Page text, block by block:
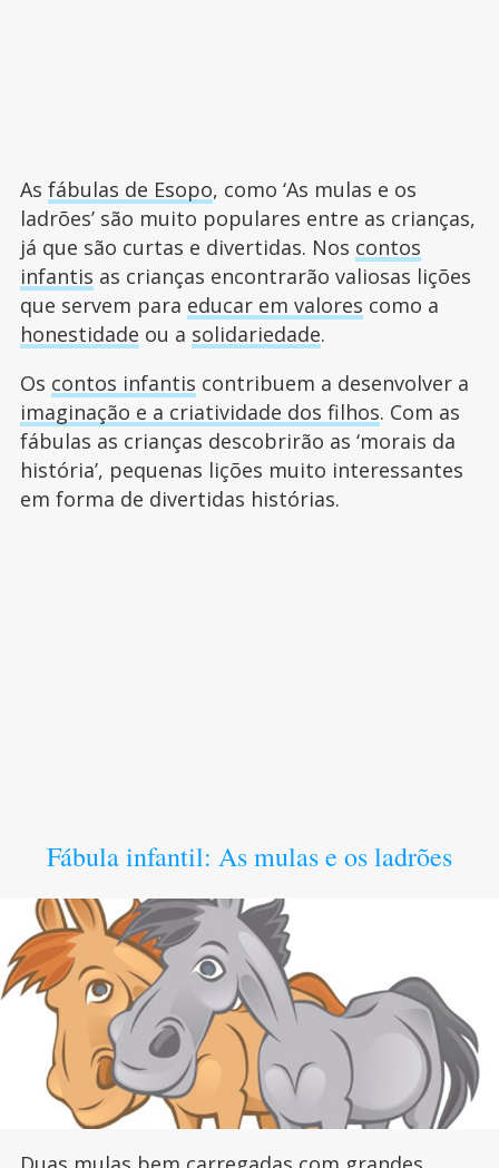
As fábulas de Esopo, como ‘As mulas e os
ladrões’ são muito populares entre as crianças,
já que são curtas e divertidas. Nos contos
infantis as crianças encontrarão valiosas lições
que servem para educar em valores como a
honestidade ou a solidariedade.
Os contos infantis contribuem a desenvolver a
imaginação e a criatividade dos filhos. Com as
fábulas as crianças descobrirão as ‘morais da
história’, pequenas lições muito interessantes
em forma de divertidas histórias.
Fábula infantil: As mulas e os ladrões